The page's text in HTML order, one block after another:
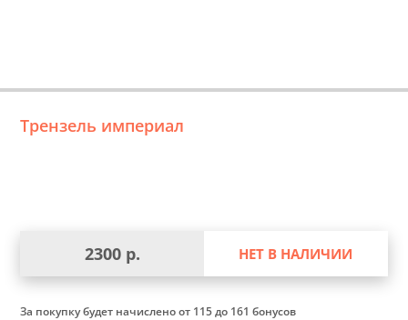
Трензель империал
2300 р. НЕТ В НАЛИЧИИ
За покупку будет начисленоот 115 до 161 бонусов